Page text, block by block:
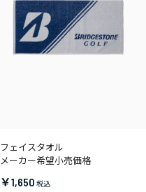
フェイスタオル
メーカー希望小売価格
￥1,650